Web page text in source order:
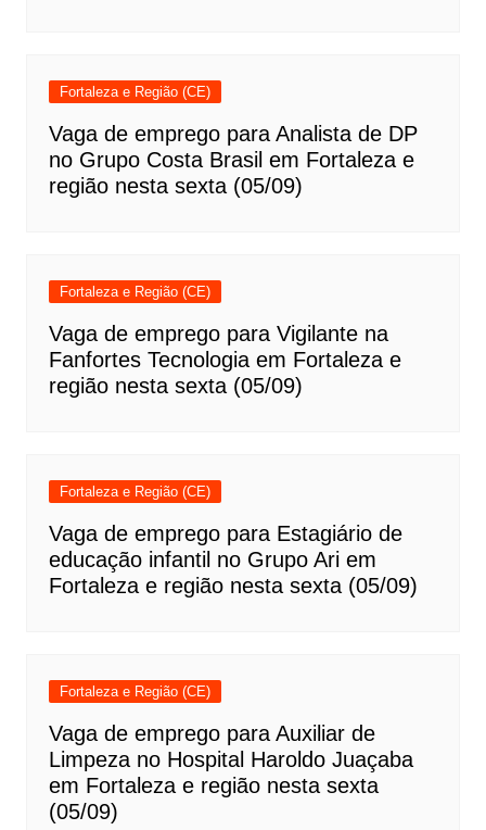
Fortaleza e Região (CE)
Vaga de emprego para Analista de DP
no Grupo Costa Brasil em Fortaleza e
região nesta sexta (05/09)
Fortaleza e Região (CE)
Vaga de emprego para Vigilante na
Fanfortes Tecnologia em Fortaleza e
região nesta sexta (05/09)
Fortaleza e Região (CE)
Vaga de emprego para Estagiário de
educação infantil no Grupo Ari em
Fortaleza e região nesta sexta (05/09)
Fortaleza e Região (CE)
Vaga de emprego para Auxiliar de
Limpeza no Hospital Haroldo Juaçaba
em Fortaleza e região nesta sexta
(05/09)